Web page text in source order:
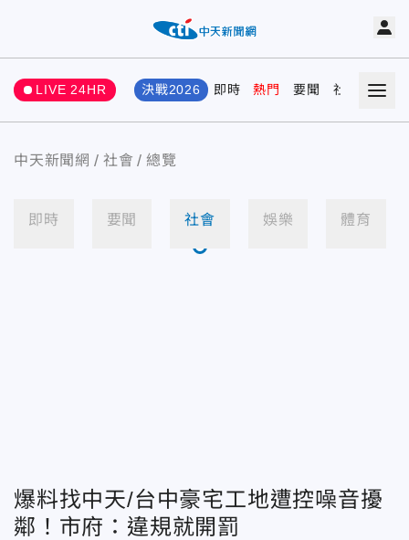
LIVE 24HR 決戰2026 即時 熱門 要聞 社會 娛樂
中天新聞網 社會 總覽
即時 要聞 社會 娛樂 體育
爆料找中天/台中豪宅工地遭控噪音擾
鄰！市府：違規就開罰